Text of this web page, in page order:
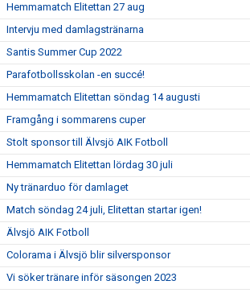
Hemmamatch Elitettan 27 aug
Intervju med damlagstränarna
Santis Summer Cup 2022
Parafotbollsskolan -en succé!
Hemmamatch Elitettan söndag 14 augusti
Framgång i sommarens cuper
Stolt sponsor till Älvsjö AIK Fotboll
Hemmamatch Elitettan lördag 30 juli
Ny tränarduo för damlaget
Match söndag 24 juli, Elitettan startar igen!
Älvsjö AIK Fotboll
Colorama i Älvsjö blir silversponsor
Vi söker tränare inför säsongen 2023